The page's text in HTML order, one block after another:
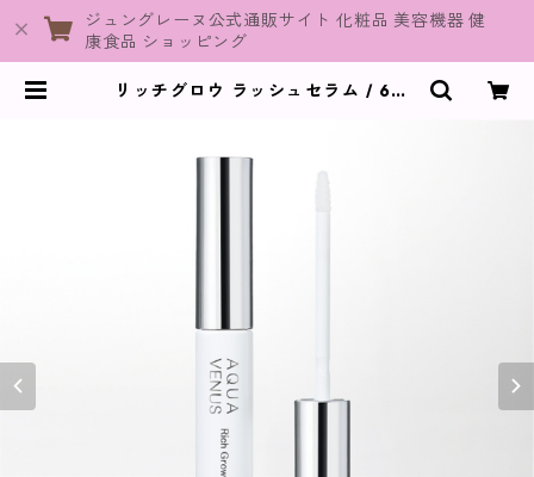
ジュングレーヌ公式通販サイト 化粧品 美容機器 健
康食品 ショッピング
リッチグロウ ラッシュセラム / 6mL